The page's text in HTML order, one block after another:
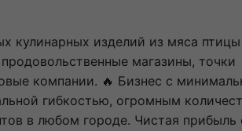
кулинарных изделий из мяса
магазины, точки
компании. 🔥 Бизнес с
гибкостью, огромным
в любом городе. Чистая прибыль